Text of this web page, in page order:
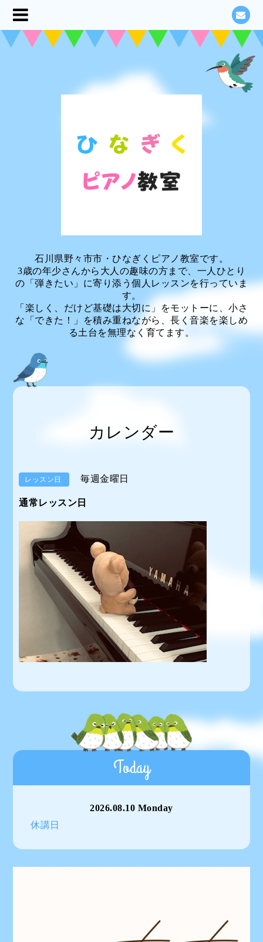
石川県野々市市・ひなぎくピアノ教室です。
3歳の年少さんから大人の趣味の方まで、一人ひとり
の「弾きたい」に寄り添う個人レッスンを行っていま
す。
「楽しく、だけど基礎は大切に」をモットーに、小さ
な「できた！」を積み重ねながら、長く音楽を楽しめ
る土台を無理なく育てます。
カレンダー
レッスン日 毎週金曜日
通常レッスン日
Today
2026.08.10 Monday
休講日